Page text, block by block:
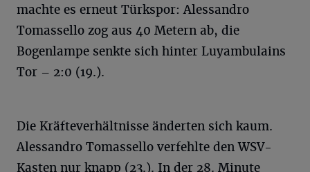
machte es erneut Türkspor: Alessandro
Tomassello zog aus 40 Metern ab, die
Bogenlampe senkte sich hinter Luyambulains
Tor – 2:0 (19.).
Die Kräfteverhältnisse änderten sich kaum.
Alessandro Tomassello verfehlte den WSV-
Kasten nur knapp (23.). In der 28. Minute